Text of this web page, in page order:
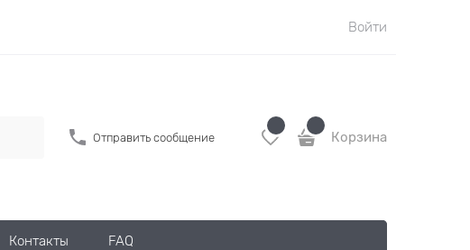
Войти
Отправить сообщение Корзина
Контакты FAQ